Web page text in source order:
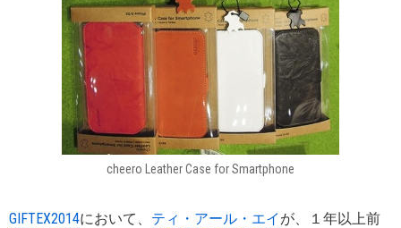
cheero Leather Case for Smartphone
GIFTEX2014において、 ティ・アール・エイ が、１年以上前